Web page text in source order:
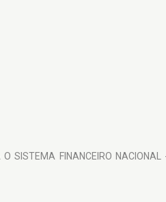
SISTEMA FINANCEIRO NACIONAL